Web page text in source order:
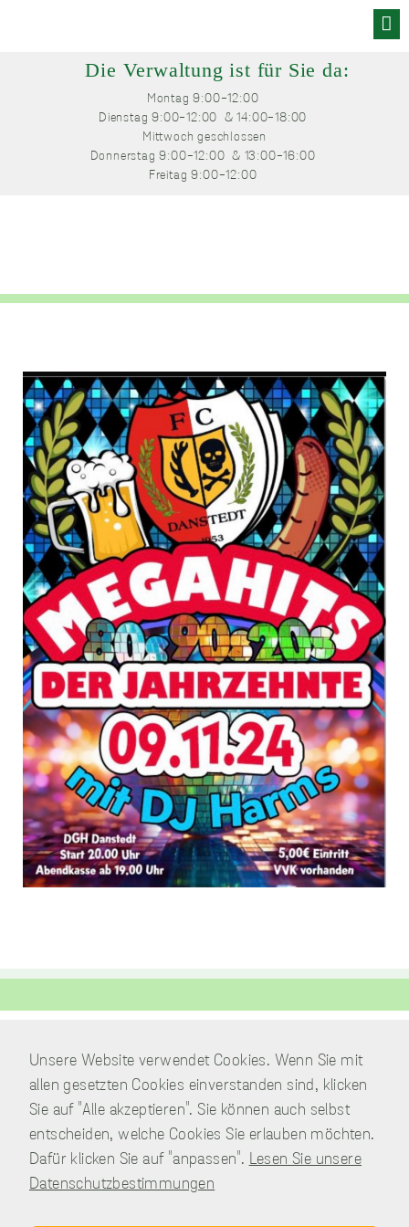
Die Verwaltung ist für Sie da:
Montag 9:00-12:00
Dienstag 9:00-12:00 & 14:00-18:00
Mittwoch geschlossen
Donnerstag 9:00-12:00 & 13:00-16:00
Freitag 9:00-12:00
Verwaltung
Am Park 7
38871 Nordharz / OT Wasserleben
Telefon:039451.600 0
E-Mail:Schreiben Sie uns!
Unsere Website verwendet Cookies. Wenn Sie mit
allen gesetzten Cookies einverstanden sind, klicken
Sie auf "Alle akzeptieren". Sie können auch selbst
entscheiden, welche Cookies Sie erlauben möchten.
Dafür klicken Sie auf "anpassen". Lesen Sie unsere
Datenschutzbestimmungen
unverzichtbare
Cookies
Diese Cookies sind
unverzichtbar,
damit wir Ihnen
grundlegende und
sichere
Funktionen
unserer Website
zur Verfügung
stellen können. Sie
werden nicht
eingesetzt, um
Informationen
über Sie für andere
Zwecke wie
Marketing oder
Analysen zu
sammeln.
Informationen über
unserer Website zu
Anzahl der Besucher,
die unsere Website
genutzt haben und die
Seiten, die bei unseren
Besuchern beliebt